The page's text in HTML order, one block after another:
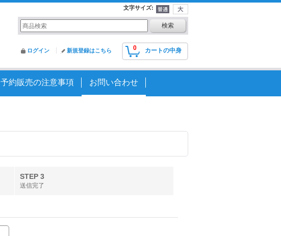
文字サイズ:
0 カートの中身
ログイン 新規登録はこちら
予約販売の注意事項 お問い合わせ
STEP 3
送信完了